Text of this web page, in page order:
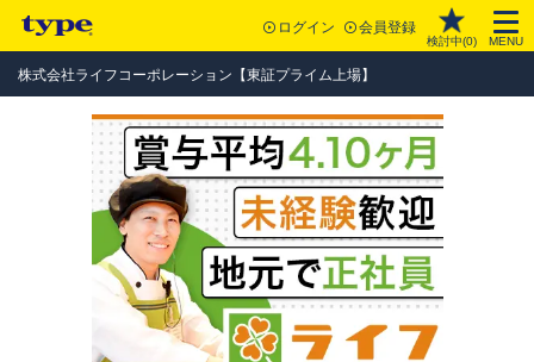
ログイン 会員登録
検討中(0) MENU
株式会社ライフコーポレーション【東証プライム上場】